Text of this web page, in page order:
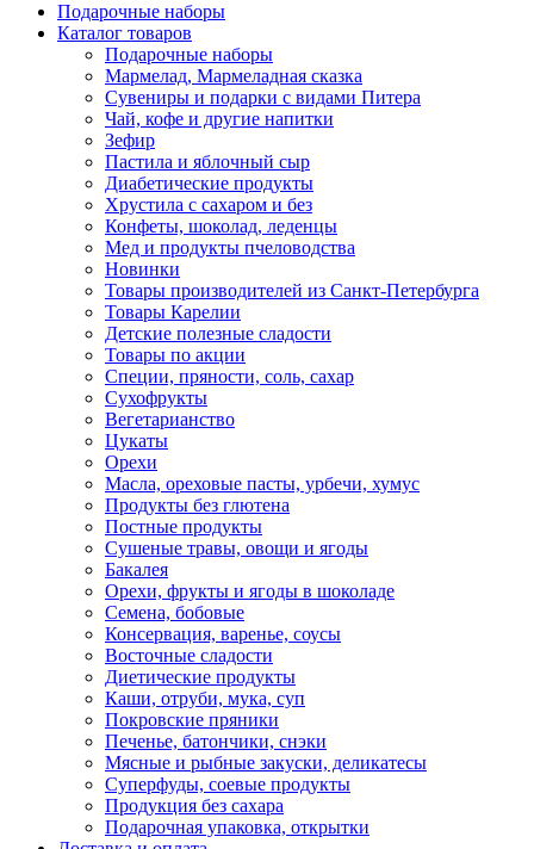
Подарочные наборы
Каталог товаров
Подарочные наборы
Мармелад, Мармеладная сказка
Сувениры и подарки с видами Питера
Чай, кофе и другие напитки
Зефир
Пастила и яблочный сыр
Диабетические продукты
Хрустила с сахаром и без
Конфеты, шоколад, леденцы
Мед и продукты пчеловодства
Новинки
Товары производителей из Санкт-Петербурга
Товары Карелии
Детские полезные сладости
Товары по акции
Специи, пряности, соль, сахар
Сухофрукты
Вегетарианство
Цукаты
Орехи
Масла, ореховые пасты, урбечи, хумус
Продукты без глютена
Постные продукты
Сушеные травы, овощи и ягоды
Бакалея
Орехи, фрукты и ягоды в шоколаде
Семена, бобовые
Консервация, варенье, соусы
Восточные сладости
Диетические продукты
Каши, отруби, мука, суп
Покровские пряники
Печенье, батончики, снэки
Мясные и рыбные закуски, деликатесы
Суперфуды, соевые продукты
Продукция без сахара
Подарочная упаковка, открытки